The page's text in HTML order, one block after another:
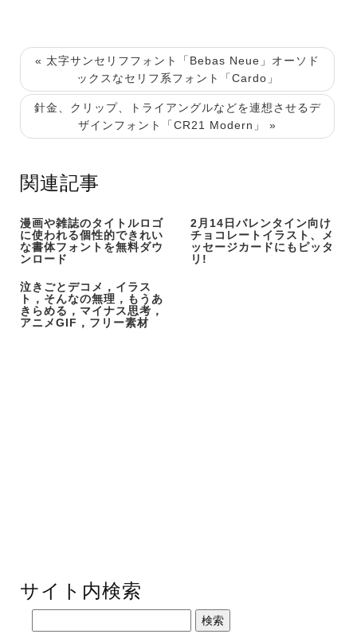
« 太字サンセリフフォント「Bebas Neue」オーソド
ックスなセリフ系フォント「Cardo」
針金、クリップ、トライアングルなどを連想させるデ
ザインフォント「CR21 Modern」 »
関連記事
漫画や雑誌のタイトルロゴ
に使われる個性的できれい
な書体フォントを無料ダウ
ンロード
2月14日バレンタイン向け
チョコレートイラスト、メ
ッセージカードにもピッタ
リ!
泣きごとデコメ，イラス
ト，そんなの無理，もうあ
きらめる，マイナス思考，
アニメGIF，フリー素材
サイト内検索